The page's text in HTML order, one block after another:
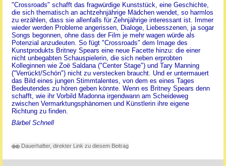
"Crossroads" schafft das fragwürdige Kunststück, eine Geschichte,
die sich thematisch an achtzehnjährige Mädchen wendet, so harmlos
zu erzählen, dass sie allenfalls für Zehnjährige interessant ist. Immer
wieder werden Probleme angerissen, Dialoge, Liebesszenen, ja sogar
Songs begonnen, ohne dass der Film je mehr wagen würde als
Potenzial anzudeuten. So fügt "Crossroads" dem Image des
Kunstprodukts Britney Spears eine neue Facette hinzu: die einer
nicht unbegabten Schauspielerin, die sich neben erprobten
Kolleginnen wie Zoë Saldana ("Center Stage") und Tary Manning
("Verrückt/Schön") nicht zu verstecken braucht. Und er untermauert
das Bild eines jungen Stimmtalentes, von dem es eines Tages
Bedeutendes zu hören geben könnte. Wenn es Britney Spears denn
schafft, wie ihr Vorbild Madonna irgendwann am Scheideweg
zwischen Vermarktungsphänomen und Künstlerin ihre eigene
Richtung zu finden.
Bärbel Schnell
Dauerhafter, direkter Link zu diesem Beitrag